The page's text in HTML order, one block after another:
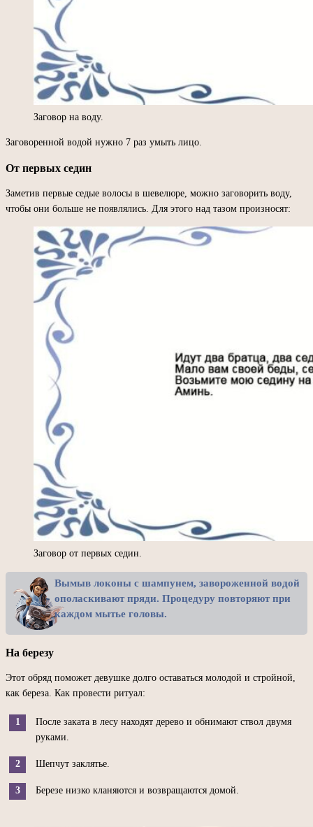
Заговор на воду.
Заговоренной водой нужно 7 раз умыть лицо.
От первых седин
Заметив первые седые волосы в шевелюре, можно заговорить воду,
чтобы они больше не появлялись. Для этого над тазом произносят:
Заговор от первых седин.
Вымыв локоны с шампунем, завороженной водой
ополаскивают пряди. Процедуру повторяют при
каждом мытье головы.
На березу
Этот обряд поможет девушке долго оставаться молодой и стройной,
как береза. Как провести ритуал:
После заката в лесу находят дерево и обнимают ствол двумя
руками.
Шепчут заклятье.
Березе низко кланяются и возвращаются домой.